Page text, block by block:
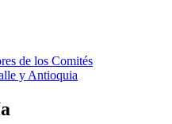
de los Comités
y Antioquia